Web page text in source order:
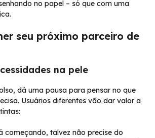
no papel – só que com uma
seu próximo parceiro de
na pele
dá uma pausa para pensar no que
Usuários diferentes vão dar valor a
começando, talvez não precise do